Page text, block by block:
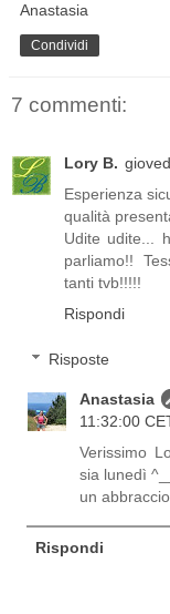
Anastasia
Condividi
7 commenti:
Lory B.
Esperienza
qualità
Udite udite...
parliamo!!
tanti tvb!!!!!
Rispondi
Risposte
Anastasia
11:32:00
Verissimo
sia lunedì
un
Rispondi